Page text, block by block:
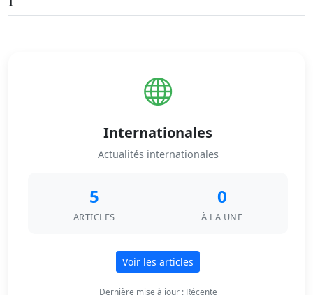
Internationales
Actualités internationales
5
ARTICLES
0
À LA UNE
Voir les articles
Dernière mise à jour : Récente